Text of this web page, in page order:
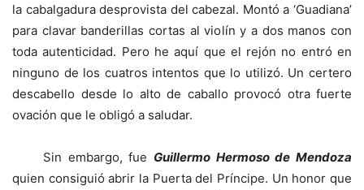
la cabalgadura desprovista del cabezal. Montó a ‘Guadiana’
para clavar banderillas cortas al violín y a dos manos con
toda autenticidad. Pero he aquí que el rejón no entró en
ninguno de los cuatros intentos que lo utilizó. Un certero
descabello desde lo alto de caballo provocó otra fuerte
ovación que le obligó a saludar.
Sin embargo, fue Guillermo Hermoso de Mendoza
quien consiguió abrir la Puerta del Príncipe. Un honor que